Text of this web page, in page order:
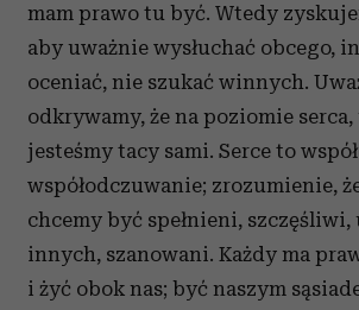
mam prawo tu być. Wtedy
aby uważnie wysłuchać obcego,
oceniać, nie szukać winnych.
odkrywamy, że na poziomie
jesteśmy tacy sami. Serce to
współodczuwanie; zrozumienie,
chcemy być spełnieni,
innych, szanowani. Każdy ma
i żyć obok nas; być naszym